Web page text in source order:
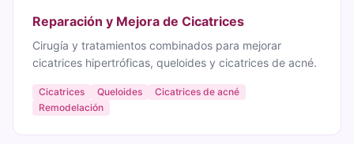
Reparación y Mejora de Cicatrices
Cirugía y tratamientos combinados para mejorar
cicatrices hipertróficas, queloides y cicatrices de acné.
Cicatrices Queloides
Cicatrices de acné
Remodelación